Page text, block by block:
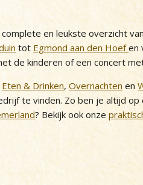
en leukste overzicht
tot Egmond aan den Hoefen
de kinderen of een concert
Eten & Drinken, Overnachten en
te vinden. Zo ben je altijd
? Bekijk ook onze